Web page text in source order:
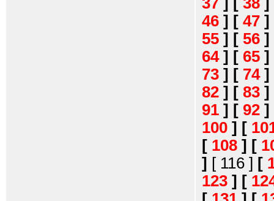
46 ] [ 47 ]
55 ] [ 56 ]
64] [ 65 ]
73 ] [ 74]
82 ] [ 83 ]
91 ] [ 92 ]
100 ] [
[ 108 ] [
] [ 116 ] [
123 ] [